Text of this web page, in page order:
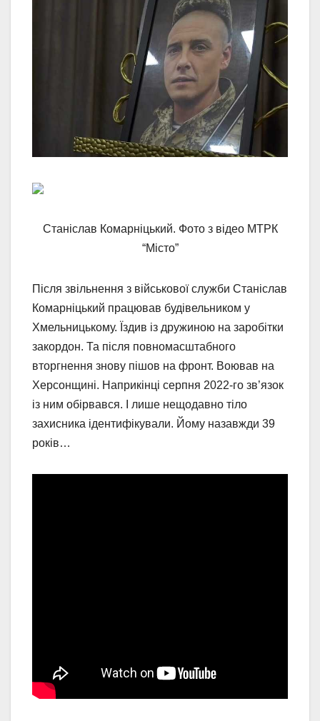
Станіслав Комарніцький. Фото з відео МТРК
“Місто”
Після звільнення з військової служби Станіслав
Комарніцький працював будівельником у
Хмельницькому. Їздив із дружиною на заробітки
закордон. Та після повномасштабного
вторгнення знову пішов на фронт. Воював на
Херсонщині. Наприкінці серпня 2022-го зв’язок
із ним обірвався. І лише нещодавно тіло
захисника ідентифікували. Йому назавжди 39
років…